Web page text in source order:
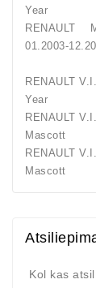
Year
01.2003-
Year
Mascott
Mascott
Kol kas